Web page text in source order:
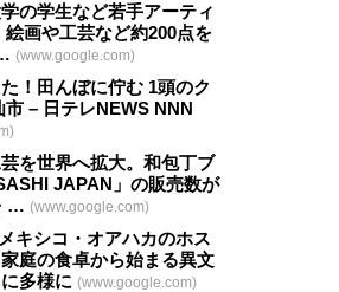
の学生など若手アーティ
絵画や工芸など約200点を
(www.google.com)
！田んぼに佇む 1頭のク
市 – 日テレNEWS NNN
を世界へ拡大。和包丁ブ
JAPAN」の販売数が
… (www.google.com)
キシコ・オアハカのホス
庭の食卓から始まる異文
多様に (www.google.com)